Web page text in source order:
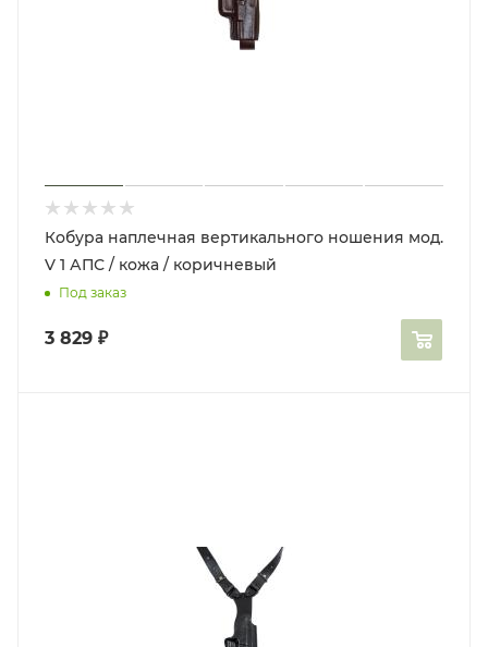
Кобура наплечная вертикального ношения мод.
V 1 АПС / кожа / коричневый
Под заказ
3 829 ₽